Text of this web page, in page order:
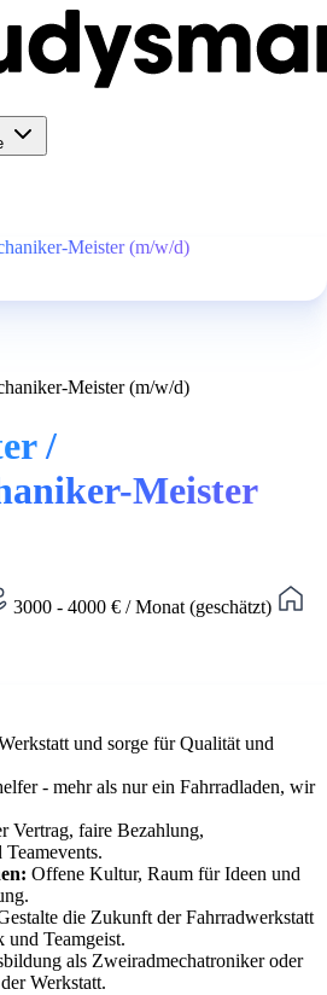
Meister (m/w/d)
Meister (m/w/d)
/
Meister
3000 - 4000 € / Monat (geschätzt)
und sorge für Qualität und
- mehr als nur ein Fahrradladen, wir
Vertrag, faire Bezahlung,
Offene Kultur, Raum für Ideen und
die Zukunft der Fahrradwerkstatt
Teamgeist.
als Zweiradmechatroniker oder
Werkstatt.